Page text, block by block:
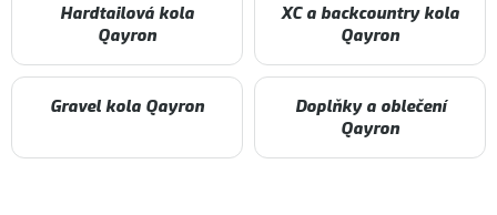
Hardtailová kola
Qayron
XC a backcountry kola
Qayron
Gravel kola Qayron
Doplňky a oblečení
Qayron